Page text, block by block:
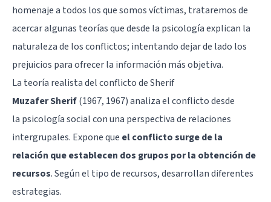
homenaje a todos los que somos víctimas, trataremos de
acercar algunas teorías que desde la psicología explican la
naturaleza de los conflictos; intentando dejar de lado los
prejuicios para ofrecer la información más objetiva.
La teoría realista del conflicto de Sherif
Muzafer Sherif(1967, 1967) analiza el conflicto desde
la psicología socialcon una perspectiva de relaciones
intergrupales. Expone que el conflicto surge de la
relación que establecen dos grupos por la obtención de
recursos. Según el tipo de recursos, desarrollan diferentes
estrategias.